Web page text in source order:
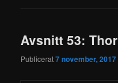
Avsnitt 53: Thor
Publicerat7 november, 2017